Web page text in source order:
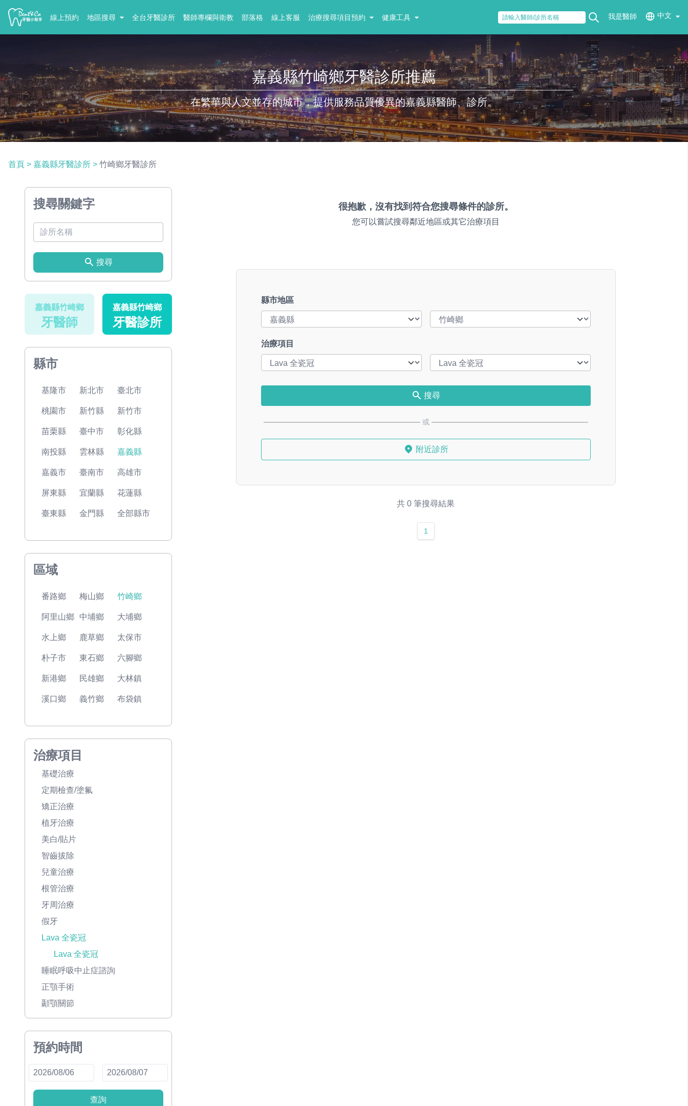
線上預約 地區搜尋 全台牙醫診所 醫師專欄與衛教 部落格 線上客服 治療搜尋項目預約 健康工具 我是醫師 中文
嘉義縣竹崎鄉牙醫診所推薦
在繁華與人文並存的城市，提供服務品質優異的嘉義縣醫師、診所。
首頁 > 嘉義縣牙醫診所 > 竹崎鄉牙醫診所
搜尋關鍵字
搜尋
嘉義縣竹崎鄉
牙醫師
嘉義縣竹崎鄉
牙醫診所
縣市
基隆市 新北市 臺北市
桃園市 新竹縣 新竹市
苗栗縣 臺中市 彰化縣
南投縣 雲林縣 嘉義縣
嘉義市 臺南市 高雄市
屏東縣 宜蘭縣 花蓮縣
臺東縣 金門縣 全部縣市
區域
番路鄉 梅山鄉 竹崎鄉
阿里山鄉 中埔鄉 大埔鄉
水上鄉 鹿草鄉 太保市
朴子市 東石鄉 六腳鄉
新港鄉 民雄鄉 大林鎮
溪口鄉 義竹鄉 布袋鎮
治療項目
基礎治療
定期檢查/塗氟
矯正治療
植牙治療
美白/貼片
智齒拔除
兒童治療
根管治療
牙周治療
假牙
Lava 全瓷冠
Lava 全瓷冠
睡眠呼吸中止症諮詢
正顎手術
顳顎關節
預約時間
查詢
很抱歉，沒有找到符合您搜尋條件的診所。
您可以嘗試搜尋鄰近地區或其它治療項目
縣市地區
治療項目
搜尋
或
附近診所
共 0 筆搜尋結果
1